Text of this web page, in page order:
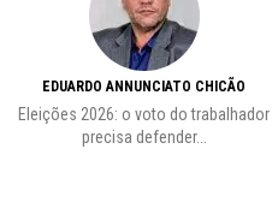
EDUARDO ANNUNCIATO CHICÃO
Eleições 2026: o voto do trabalhador
precisa defender...